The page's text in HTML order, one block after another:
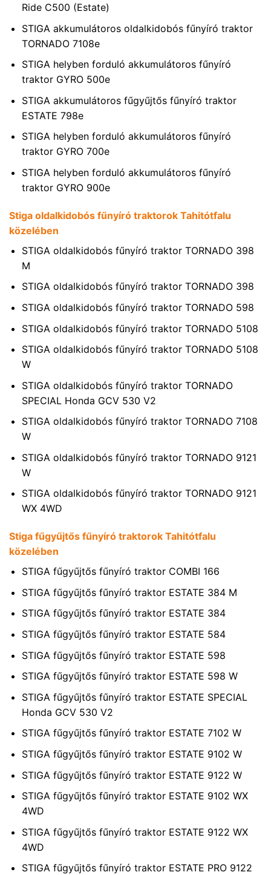
Ride C500 (Estate)
STIGA akkumulátoros oldalkidobós fűnyíró traktor
TORNADO 7108e
STIGA helyben forduló akkumulátoros fűnyíró
traktor GYRO 500e
STIGA akkumulátoros fűgyűjtős fűnyíró traktor
ESTATE 798e
STIGA helyben forduló akkumulátoros fűnyíró
traktor GYRO 700e
STIGA helyben forduló akkumulátoros fűnyíró
traktor GYRO 900e
Stiga oldalkidobós fűnyíró traktorok Tahitótfalu
közelében
STIGA oldalkidobós fűnyíró traktor TORNADO 398
M
STIGA oldalkidobós fűnyíró traktor TORNADO 398
STIGA oldalkidobós fűnyíró traktor TORNADO 598
STIGA oldalkidobós fűnyíró traktor TORNADO 5108
STIGA oldalkidobós fűnyíró traktor TORNADO 5108
W
STIGA oldalkidobós fűnyíró traktor TORNADO
SPECIAL Honda GCV 530 V2
STIGA oldalkidobós fűnyíró traktor TORNADO 7108
W
STIGA oldalkidobós fűnyíró traktor TORNADO 9121
W
STIGA oldalkidobós fűnyíró traktor TORNADO 9121
WX 4WD
Stiga fűgyűjtős fűnyíró traktorok Tahitótfalu
közelében
STIGA fűgyűjtős fűnyíró traktor COMBI 166
STIGA fűgyűjtős fűnyíró traktor ESTATE 384 M
STIGA fűgyűjtős fűnyíró traktor ESTATE 384
STIGA fűgyűjtős fűnyíró traktor ESTATE 584
STIGA fűgyűjtős fűnyíró traktor ESTATE 598
STIGA fűgyűjtős fűnyíró traktor ESTATE 598 W
STIGA fűgyűjtős fűnyíró traktor ESTATE SPECIAL
Honda GCV 530 V2
STIGA fűgyűjtős fűnyíró traktor ESTATE 7102 W
STIGA fűgyűjtős fűnyíró traktor ESTATE 9102 W
STIGA fűgyűjtős fűnyíró traktor ESTATE 9122 W
STIGA fűgyűjtős fűnyíró traktor ESTATE 9102 WX
4WD
STIGA fűgyűjtős fűnyíró traktor ESTATE 9122 WX
4WD
STIGA fűgyűjtős fűnyíró traktor ESTATE PRO 9122